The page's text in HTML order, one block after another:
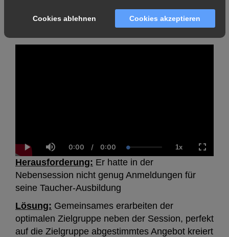
Play Mute
Current
Time
0:00 / Duration
0:00 Loaded:
0.00%
1xPlayback
Rate
Herausforderung: Er hatte in der
Nebensession nicht genug Anmeldungen für
seine Taucher-Ausbildung
Lösung: Gemeinsames erarbeiten der
optimalen Zielgruppe neben der Session, perfekt
auf die Zielgruppe abgestimmtes Angebot kreiert
Cookies ablehnen Cookies akzeptieren